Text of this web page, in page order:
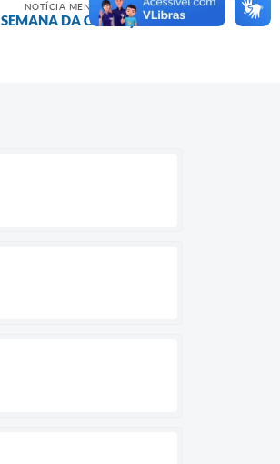
NOTÍCIA MENOS RECENTE
SEMANA DA CRIANÇA!